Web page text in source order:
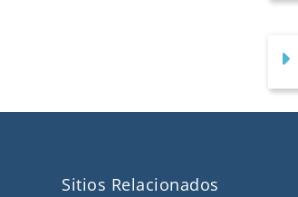
Sitios Relacionados